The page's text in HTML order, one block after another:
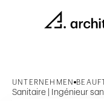
UNTERNEHMEN
Sanitaire | Ingénieur